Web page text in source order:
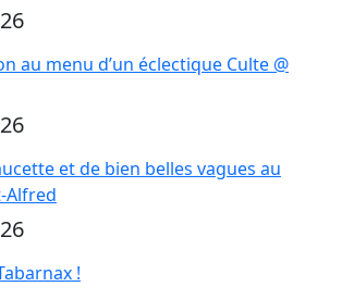
au menu d’un éclectique Culte @
et de bien belles vagues au
Alfred
!